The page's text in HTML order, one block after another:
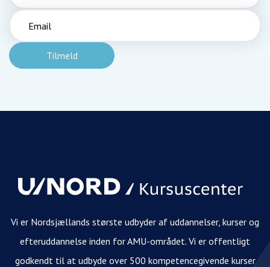
Vi er Nordsjællands største udbyder af uddannelser, kurser og
efteruddannelse inden for AMU-området. Vi er offentligt
godkendt til at udbyde over 500 kompetencegivende kurser